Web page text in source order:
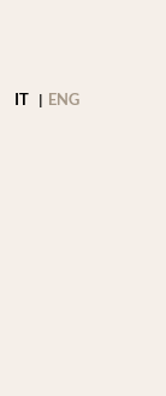
IT ENG
|